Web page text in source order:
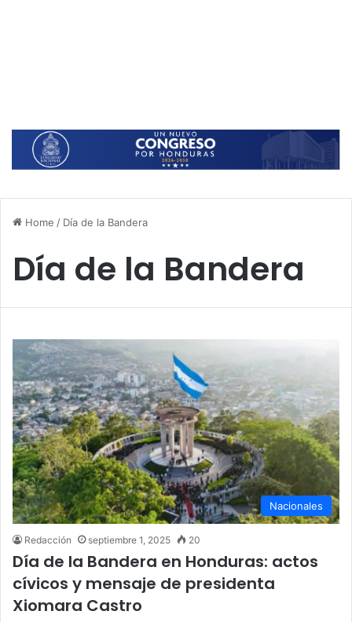
Home / Día de la Bandera
Día de la Bandera
Nacionales
Redacción septiembre 1, 2025 20
Día de la Bandera en Honduras: actos
cívicos y mensaje de presidenta
Xiomara Castro